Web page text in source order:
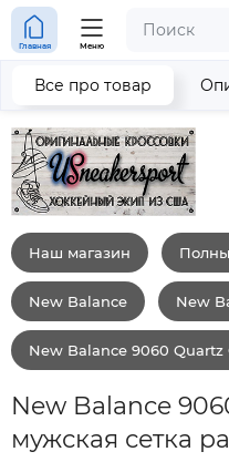
Главная Меню
Наш магазин
New Balance New
New Balance 9060 Quartz
New Balance
мужская сетка
Все про товар